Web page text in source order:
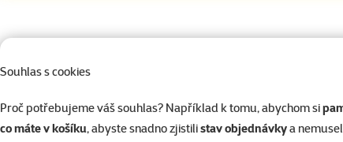
Souhlas s cookies
Proč potřebujeme váš souhlas? Například k tomu, abychom si
co máte v košíku, abyste snadno zjistilistav objednávkya
Často spolu kupujete